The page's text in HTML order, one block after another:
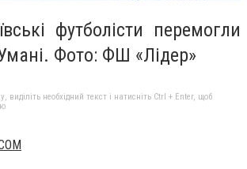
футболісти перемогли
Умані. Фото: ФШ «Лідер»
необхідний текст і натисніть Ctrl + Enter, щоб